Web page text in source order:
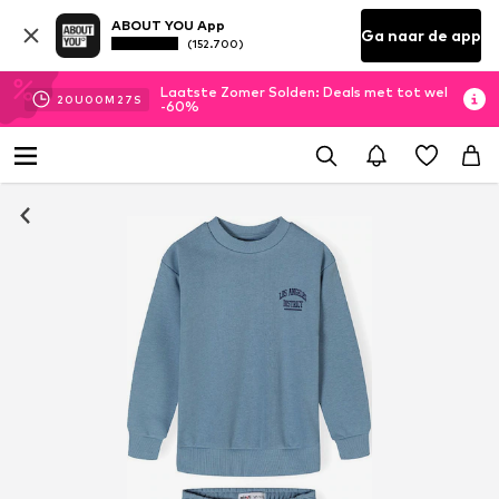
ABOUT YOU App
(152.700) Ga naar de app
20U 00M 27 S
Laatste Zomer Solden: Deals met tot wel
-60%